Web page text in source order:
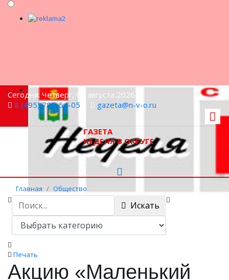
Сегодня: Четверг, 06 августа 2026
8 (495) 786-54-05
gazeta@n-v-o.ru
ГАЗЕТА
НЕДЕЛЯ В ОКРУГЕ
Главная
Общество
Акцию «Маленький пассажир – большая
ответственность!» провели в Мытищах
Искать
Печать
Акцию «Маленький